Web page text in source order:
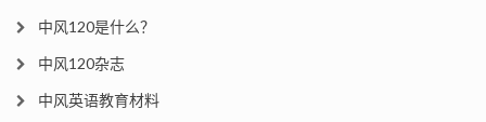
中风120是什么？
中风120杂志
中风英语教育材料